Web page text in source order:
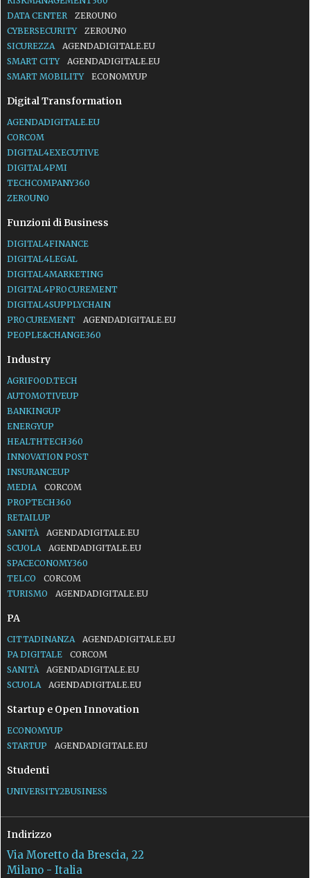
DATA CENTER
ZEROUNO
CYBERSECURITY
ZEROUNO
SICUREZZA
AGENDADIGITALE.EU
SMART CITY
AGENDADIGITALE.EU
SMART MOBILITY
ECONOMYUP
Digital Transformation
AGENDADIGITALE.EU
CORCOM
DIGITAL4EXECUTIVE
DIGITAL4PMI
TECHCOMPANY360
ZEROUNO
Funzioni di Business
DIGITAL4FINANCE
DIGITAL4LEGAL
DIGITAL4MARKETING
DIGITAL4PROCUREMENT
DIGITAL4SUPPLYCHAIN
PROCUREMENT
AGENDADIGITALE.EU
PEOPLE&CHANGE360
Industry
AGRIFOOD.TECH
AUTOMOTIVEUP
BANKINGUP
ENERGYUP
HEALTHTECH360
INNOVATION POST
INSURANCEUP
MEDIA
CORCOM
PROPTECH360
RETAILUP
SANITÀ
AGENDADIGITALE.EU
SCUOLA
AGENDADIGITALE.EU
SPACECONOMY360
TELCO
CORCOM
TURISMO
AGENDADIGITALE.EU
PA
CITTADINANZA
AGENDADIGITALE.EU
PA DIGITALE
CORCOM
SANITÀ
AGENDADIGITALE.EU
SCUOLA
AGENDADIGITALE.EU
Startup e Open Innovation
ECONOMYUP
STARTUP
AGENDADIGITALE.EU
Studenti
UNIVERSITY2BUSINESS
Indirizzo
Via Moretto da Brescia, 22
Milano - Italia